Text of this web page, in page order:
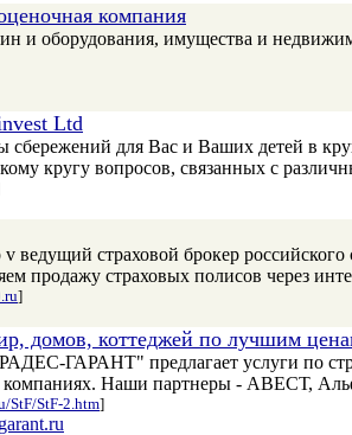
компания
и оборудования, имущества и
Ltd
для Вас и Ваших детей в
кругу вопросов, связанных с
ведущий страховой брокер
продажу страховых полисов через
]
домов, коттеджей по лучшим
ГАРАНТ" предлагает услуги по
компаниях. Наши партнеры - АВЕСТ,
StF/StF-2.htm]